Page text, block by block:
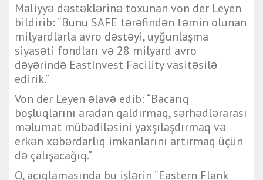
Maliyyə dəstəklərinə toxunan von der Leyen
bildirib: “Bunu SAFE tərəfindən təmin olunan
milyardlarla avro dəstəyi, uyğunlaşma
siyasəti fondları və 28 milyard avro
dəyərində EastInvest Facility vasitəsilə
edirik.”
Von der Leyen əlavə edib: “Bacarıq
boşluqlarını aradan qaldırmaq, sərhədlərarası
məlumat mübadiləsini yaxşılaşdırmaq və
erkən xəbərdarlıq imkanlarını artırmaq üçün
də çalışacağıq.”
O, açıqlamasında bu işlərin “Eastern Flank